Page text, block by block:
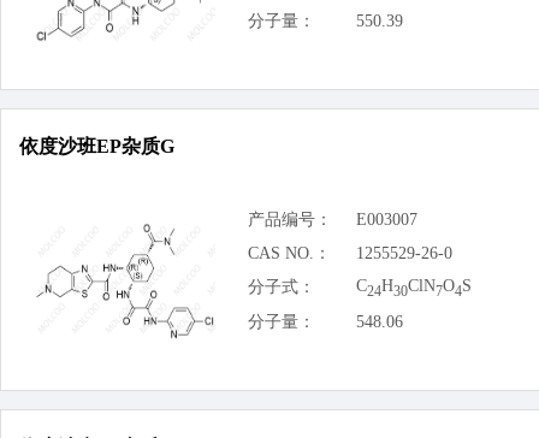
分子量： 550.39
依度沙班EP杂质G
产品编号：
E003007
CAS NO.：
1255529-26-0
分子式：
C24H30ClN7O4S
分子量：
548.06